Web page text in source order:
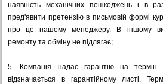
наявність механічних пошкоджень і в
пред'явити претензію в письмовій формі
про це нашому менеджеру. В іншому
ремонту та обміну не підлягає;
5.
Компанія надає гарантію на термін
відзначається в гарантійному листі.